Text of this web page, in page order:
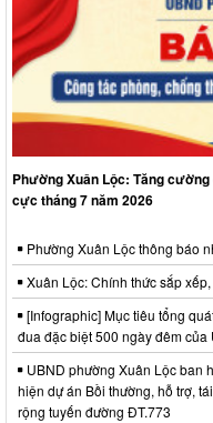
Phường Xuân Lộc: Tăng
cực tháng 7 năm 2026
Phường Xuân Lộc thông báo
Xuân Lộc: Chính thức sắp
[Infographic] Mục tiêu tổng
đua đặc biệt 500 ngày đêm
UBND phường Xuân Lộc ban
hiện dự án Bồi thường, hỗ trợ,
rộng tuyến đường ĐT.773